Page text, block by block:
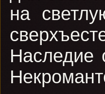
на
Наследие